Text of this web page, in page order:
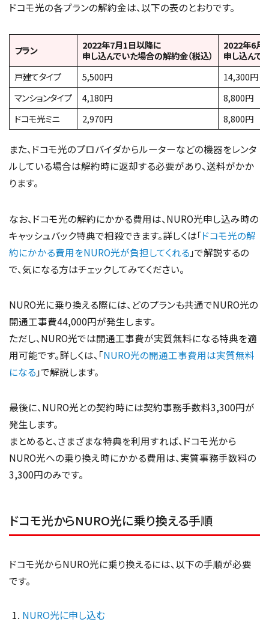
ドコモ光の各プランの解約金は、以下の表のとおりです。
プラン
2022年7月1日以降に
申し込んでいた場合の解約金（税込）
2022年6月
申し込んで
戸建てタイプ
5,500円
14,300円
マンションタイプ
4,180円
8,800円
ドコモ光ミニ
2,970円 8,800円
また、ドコモ光のプロバイダからルーターなどの機器をレンタ
ルしている場合は解約時に返却する必要があり、送料がかか
ります。
なお、ドコモ光の解約にかかる費用は、NURO光申し込み時の
キャッシュバック特典で相殺できます。詳しくは「ドコモ光の解
約にかかる費用をNURO光が負担してくれる 」で解説するの
で、気になる方はチェックしてみてください。
NURO光に乗り換える際には、どのプランも共通でNURO光の
開通工事費44,000円が発生します。
ただし、NURO光では開通工事費が実質無料になる特典を適
用可能です。詳しくは、「NURO光の開通工事費用は実質無料
になる 」で解説します。
最後に、NURO光との契約時には契約事務手数料3,300円が
発生します。
まとめると、さまざまな特典を利用すれば、ドコモ光から
NURO光への乗り換え時にかかる費用は、実質事務手数料の
3,300円のみです。
ドコモ光からNURO光に乗り換える手順
ドコモ光からNURO光に乗り換えるには、以下の手順が必要
です。
NURO光に申し込む